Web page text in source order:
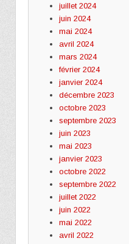
juillet 2024
juin 2024
mai 2024
avril 2024
mars 2024
février 2024
janvier 2024
décembre 2023
octobre 2023
septembre 2023
juin 2023
mai 2023
janvier 2023
octobre 2022
septembre 2022
juillet 2022
juin 2022
mai 2022
avril 2022